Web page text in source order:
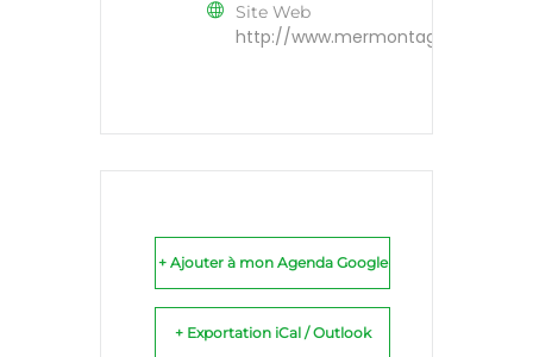
Site Web
http://www.mermontagne.org
+ Ajouter à mon Agenda Google
+ Exportation iCal / Outlook